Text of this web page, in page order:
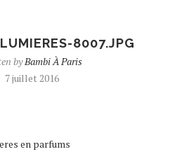
8007.JPG
byBambi À Paris
7 juillet 2016
en parfums